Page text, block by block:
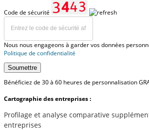
Code de sécurité
Nous nous engageons à garder vos données
Politique de confidentialité
Soumettre
Bénéficiez de 30 à 60 heures de personnalisation
Cartographie des entreprises :
Profilage et analyse comparative
entreprises